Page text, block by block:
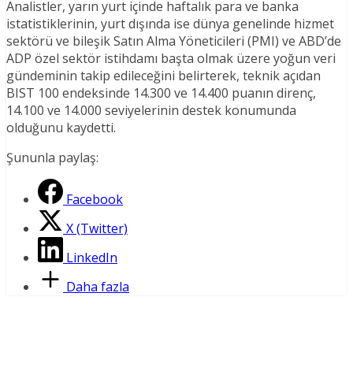
Analistler, yarın yurt içinde haftalık para ve banka
istatistiklerinin, yurt dışında ise dünya genelinde hizmet
sektörü ve bileşik Satın Alma Yöneticileri (PMI) ve ABD’de
ADP özel sektör istihdamı başta olmak üzere yoğun veri
gündeminin takip edileceğini belirterek, teknik açıdan
BIST 100 endeksinde 14.300 ve 14.400 puanın direnç,
14.100 ve 14.000 seviyelerinin destek konumunda
olduğunu kaydetti.
Şununla paylaş:
Facebook
X (Twitter)
LinkedIn
Daha fazla